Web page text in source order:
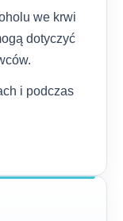
we krwi
dotyczyć
i podczas